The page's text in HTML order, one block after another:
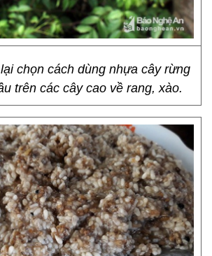
chọn cách dùng nhựa cây rừng
trên các cây cao về rang, xào.